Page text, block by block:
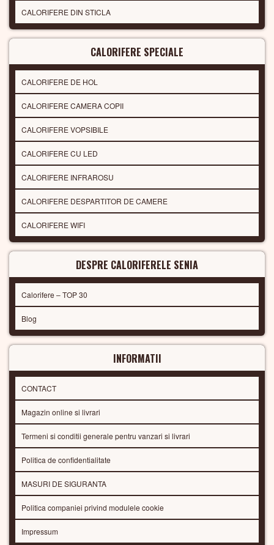
CALORIFERE DIN STICLA
CALORIFERE SPECIALE
CALORIFERE DE HOL
CALORIFERE CAMERA COPII
CALORIFERE VOPSIBILE
CALORIFERE CU LED
CALORIFERE INFRAROSU
CALORIFERE DESPARTITOR DE CAMERE
CALORIFERE WIFI
DESPRE CALORIFERELE SENIA
Calorifere – TOP 30
Blog
INFORMATII
CONTACT
Magazin online si livrari
Termeni si conditii generale pentru vanzari si livrari
Politica de confidentialitate
MASURI DE SIGURANTA
Politica companiei privind modulele cookie
Impressum